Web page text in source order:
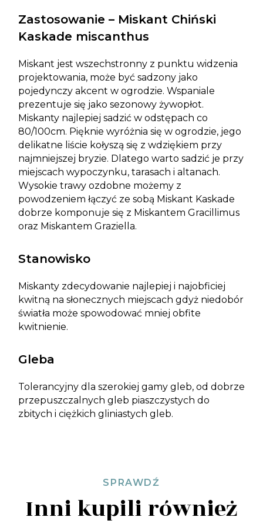
Zastosowanie – Miskant Chiński
Kaskade miscanthus
Miskant jest wszechstronny z punktu widzenia
projektowania, może być sadzony jako
pojedynczy akcent w ogrodzie. Wspaniale
prezentuje się jako sezonowy żywopłot.
Miskanty najlepiej sadzić w odstępach co
80/100cm. Pięknie wyróżnia się w ogrodzie, jego
delikatne liście kołyszą się z wdziękiem przy
najmniejszej bryzie. Dlatego warto sadzić je przy
miejscach wypoczynku, tarasach i altanach.
Wysokie trawy ozdobne możemy z
powodzeniem łączyć ze sobą Miskant Kaskade
dobrze komponuje się z Miskantem Gracillimus
oraz Miskantem Graziella.
Stanowisko
Miskanty zdecydowanie najlepiej i najobficiej
kwitną na słonecznych miejscach gdyż niedobór
światła może spowodować mniej obfite
kwitnienie.
Gleba
Tolerancyjny dla szerokiej gamy gleb, od dobrze
przepuszczalnych gleb piaszczystych do
zbitych i ciężkich gliniastych gleb.
SPRAWDŹ
Inni kupili również